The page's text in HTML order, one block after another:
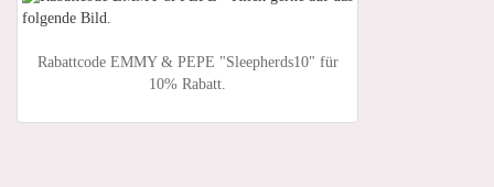
Rabattcode EMMY & PEPE "Sleepherds10" für
10% Rabatt.